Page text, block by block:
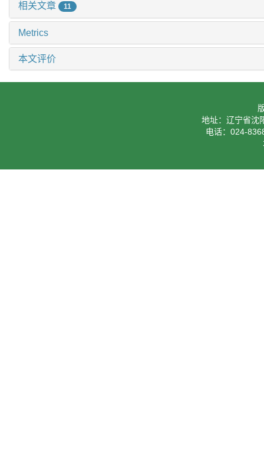
相关文章 11
Metrics
本文评价
地址：辽宁省沈
电话：024-